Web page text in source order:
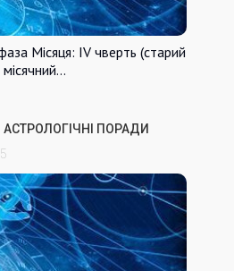
Місяця: IV чверть (старий
ПОРАДИ